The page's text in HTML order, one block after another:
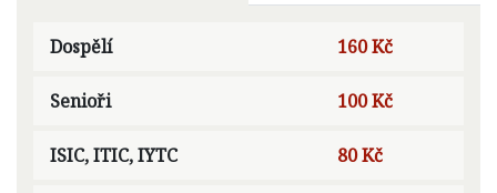
Dospělí 160 Kč
Senioři 100 Kč
ISIC, ITIC, IYTC 80 Kč